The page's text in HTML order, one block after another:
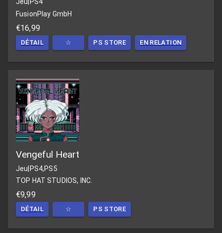
FusionPlay GmbH
€16,99
DÉTAIL ☆ PS STORE EN RELATION
Vengeful Heart
Jeu|PS4,PS5
TOP HAT STUDIOS, INC.
€9,99
DÉTAIL ☆ PS STORE